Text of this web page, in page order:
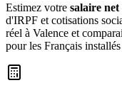
Estimez votre salaire net
d'IRPF et cotisations
réel à Valence et
pour les Français